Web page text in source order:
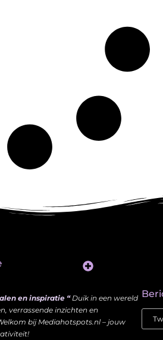
en inspiratie “Duik in een wereld
verrassende inzichten en
bij Mediahotspots.nl – jouw